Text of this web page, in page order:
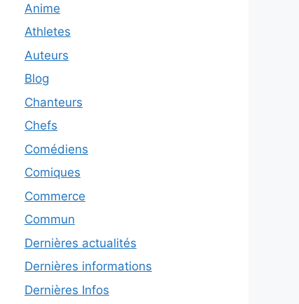
Anime
Athletes
Auteurs
Blog
Chanteurs
Chefs
Comédiens
Comiques
Commerce
Commun
Dernières actualités
Dernières informations
Dernières Infos